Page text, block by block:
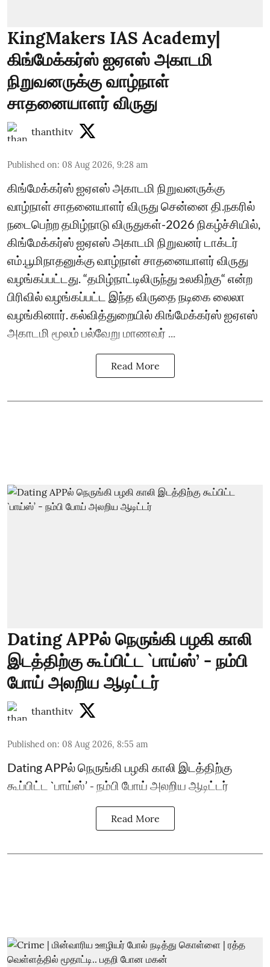
KingMakers IAS Academy|
கிங்மேக்கர்ஸ் ஐஏஎஸ் அகாடமி
நிறுவனருக்கு வாழ்நாள்
சாதனையாளர் விருது
thanthitv
Published on: 08 Aug 2026, 9:28 am
கிங்மேக்கர்ஸ் ஐஏஎஸ் அகாடமி நிறுவனருக்கு
வாழ்நாள் சாதனையாளர் விருது சென்னை தி.நகரில்
நடைபெற்ற தமிழ்நாடு விருதுகள்-2026 நிகழ்ச்சியில்,
கிங்மேக்கர்ஸ் ஐஏஎஸ் அகாடமி நிறுவனர் டாக்டர்
எம்.பூமிநாதனுக்கு வாழ்நாள் சாதனையாளர் விருது
வழங்கப்பட்டது. “தமிழ்நாட்டிலிருந்து உலகிற்கு“ என்ற
பிரிவில் வழங்கப்பட்ட இந்த விருதை நடிகை லைலா
வழங்கினார். கல்வித்துறையில் கிங்மேக்கர்ஸ் ஐஏஎஸ்
அகாடமி மூலம் பல்வேறு மாணவர் ...
Read More
Dating APPல் நெருங்கி பழகி காலி
இடத்திற்கு கூப்பிட்ட `பாய்ஸ்’ - நம்பி
போய் அலறிய ஆடிட்டர்
thanthitv
Published on: 08 Aug 2026, 8:55 am
Dating APPல் நெருங்கி பழகி காலி இடத்திற்கு
கூப்பிட்ட `பாய்ஸ்’ - நம்பி போய் அலறிய ஆடிட்டர்
Read More